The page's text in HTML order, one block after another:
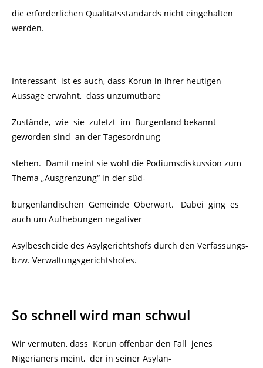
die erforderlichen Qualitätsstandards nicht eingehalten
werden.
Interessant ist es auch, dass Korun in ihrer heutigen
Aussage erwähnt, dass unzumutbare
Zustände, wie sie zuletzt im Burgenland bekannt
geworden sind an der Tagesordnung
stehen. Damit meint sie wohl die Podiumsdiskussion zum
Thema „Ausgrenzung“ in der süd-
burgenländischen Gemeinde Oberwart. Dabei ging es
auch um Aufhebungen negativer
Asylbescheide des Asylgerichtshofs durch den Verfassungs-
bzw. Verwaltungsgerichtshofes.
So schnell wird man schwul
Wir vermuten, dass Korun offenbar den Fall jenes
Nigerianers meint, der in seiner Asylan-